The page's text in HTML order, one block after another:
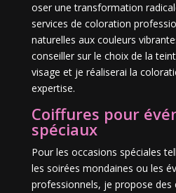
oser une transformation
services de coloration
naturelles aux couleurs
conseiller sur le choix de la
visage et je réaliserai la
expertise.
Coiffures pour
spéciaux
Pour les occasions spéciales
les soirées mondaines ou les
professionnels, je propose